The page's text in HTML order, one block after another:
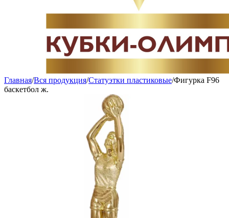
Главная/Вся продукция/Статуэтки пластиковые/Фигурка F96
баскетбол ж.